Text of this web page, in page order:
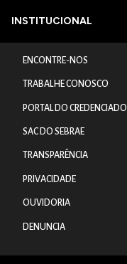
INSTITUCIONAL
ENCONTRE-NOS
TRABALHE CONOSCO
PORTAL DO CREDENCIADO
SAC DO SEBRAE
TRANSPARÊNCIA
PRIVACIDADE
OUVIDORIA
DENUNCIA